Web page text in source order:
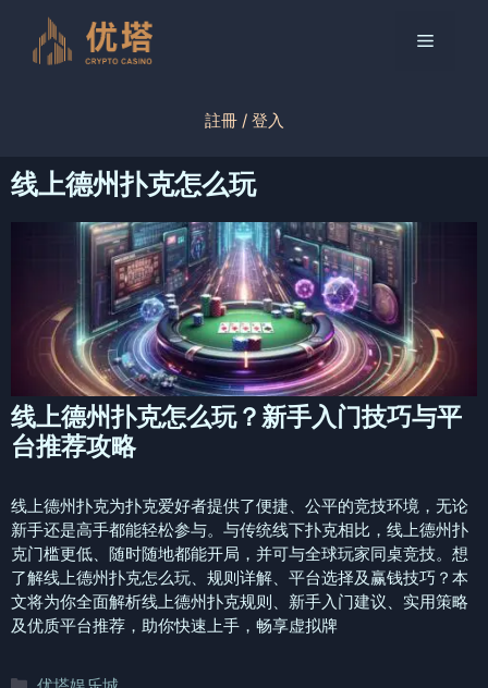
菜
註冊 / 登入
线上德州扑克怎么玩
线上德州扑克怎么玩？新手入门技巧与平
台推荐攻略
线上德州扑克为扑克爱好者提供了便捷、公平的竞技环境，无论
新手还是高手都能轻松参与。与传统线下扑克相比，线上德州扑
克门槛更低、随时随地都能开局，并可与全球玩家同桌竞技。想
了解线上德州扑克怎么玩、规则详解、平台选择及赢钱技巧？本
文将为你全面解析线上德州扑克规则、新手入门建议、实用策略
及优质平台推荐，助你快速上手，畅享虚拟牌
分